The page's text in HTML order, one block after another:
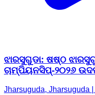
ଝାରସୁଗୁଡା: ଷଷ୍ଠ
ଚାମ୍ପିୟନସିପ୍-୨୦୨୬
Jharsuguda, Jharsuguda